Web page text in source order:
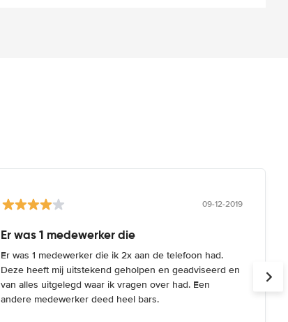
09-12-2019
Er was 1 medewerker die
Er was 1 medewerker die ik 2x aan de telefoon had.
Deze heeft mij uitstekend geholpen en geadviseerd en
van alles uitgelegd waar ik vragen over had. Een
andere medewerker deed heel bars.